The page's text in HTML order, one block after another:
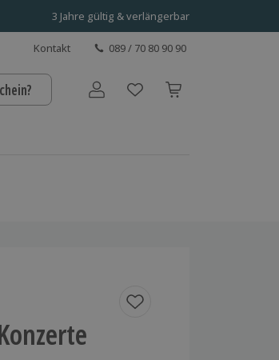
3 Jahre gültig & verlängerbar
Kontakt 089 / 70 80 90 90
Benutzerkonto